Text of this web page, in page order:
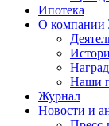
Ипотека
О компании
Наши
Журнал
Новости и